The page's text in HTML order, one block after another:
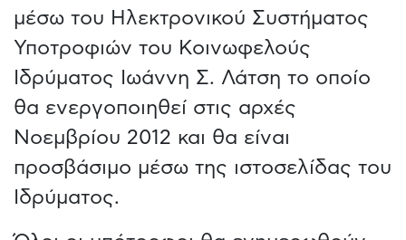
μέσω του Ηλεκτρονικού Συστήματος
Υποτροφιών του Κοινωφελούς
Ιδρύματος Ιωάννη Σ. Λάτση το οποίο
θα ενεργοποιηθεί στις αρχές
Νοεμβρίου 2012 και θα είναι
προσβάσιμο μέσω της ιστοσελίδας του
Ιδρύματος.